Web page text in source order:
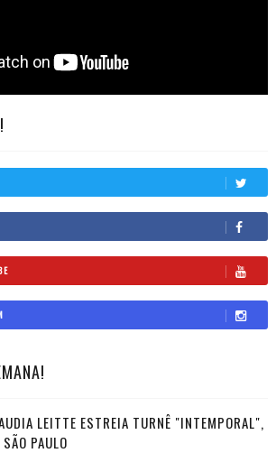
LEITTE ESTREIA TURNÊ "INTEMPORAL",
SÃO PAULO